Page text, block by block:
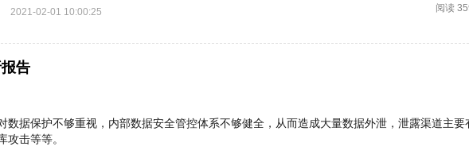
2021-02-01 10:00:25 阅读
告
数据保护不够重视，内部数据安全管控体系不够健全，从而造成大量数据外泄，泄露渠道主要
攻击等等。